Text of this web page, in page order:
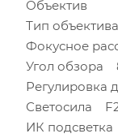
Объектив
Тип
Фокусное
Угол обзора
Светосила
ИК подсветка